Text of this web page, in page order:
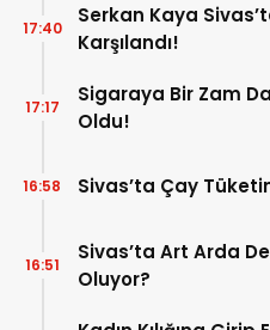
Serkan Kaya
Karşılandı!
17:40
Sigaraya Bir Zam
Oldu!
17:17
Sivas’ta Çay
16:58
Sivas’ta Art Arda
Oluyor?
16:51